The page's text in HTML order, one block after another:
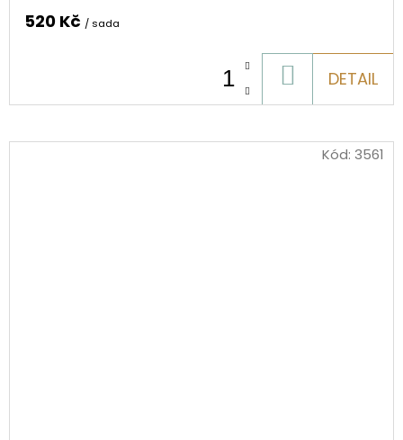
520 Kč / sada
KOŠÍKU
DETAIL
Kód: 3561